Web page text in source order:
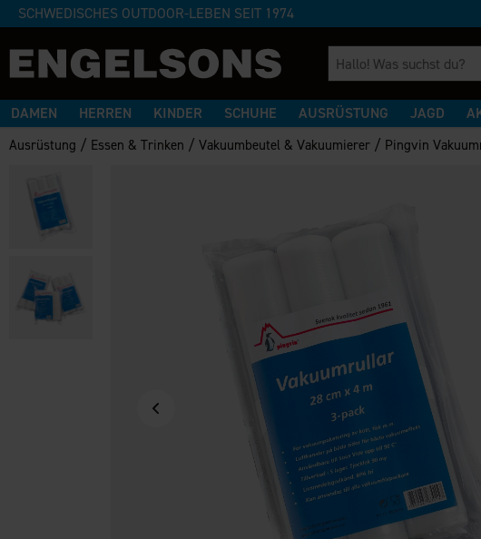
SCHWEDISCHES OUTDOOR-LEBEN SEIT 1974
DAMEN HERREN KINDER SCHUHE AUSRÜSTUNG JAGD
Ausrüstung / Essen & Trinken /Vakuumbeutel & Vakuumierer / Pingvin